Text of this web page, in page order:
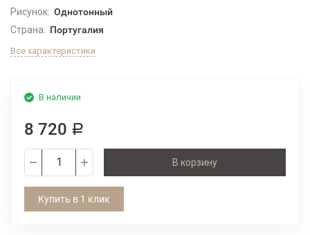
Рисунок: Однотонный
Страна: Португалия
Все характеристики
В наличии
8 720 Р
В корзину
Купить в 1 клик